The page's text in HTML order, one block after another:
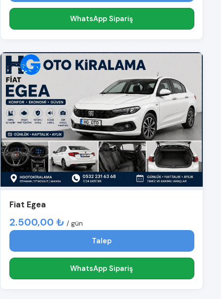
WhatsApp Sipariş
Fiat Egea
2.500,00 ₺ / gün
Talep
WhatsApp Sipariş